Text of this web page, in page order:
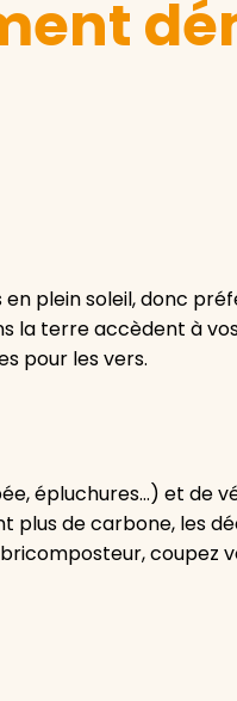
plein soleil, donc
terre accèdent à
pour les vers.
épluchures…) et de
de carbone, les